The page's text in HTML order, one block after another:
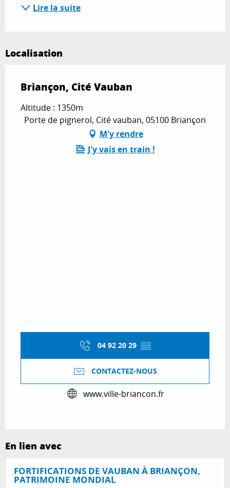
Lire la suite
Localisation
Briançon, Cité Vauban
Altitude : 1350m
Porte de pignerol, Cité vauban, 05100 Briançon
M'y rendre
J'y vais en train !
04 92 20 29 ▒▒
CONTACTEZ-NOUS
www.ville-briancon.fr
En lien avec
FORTIFICATIONS DE VAUBAN À BRIANÇON,
PATRIMOINE MONDIAL